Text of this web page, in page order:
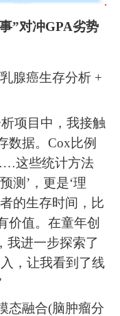
”对冲GPA劣势
癌生存分析 +
项目中，我接触
据。Cox比例
这些统计方法
测’，更是‘理
的生存时间，比
价值。在童年创
我进一步探索了
，让我看到了线
融合(脑肿瘤分